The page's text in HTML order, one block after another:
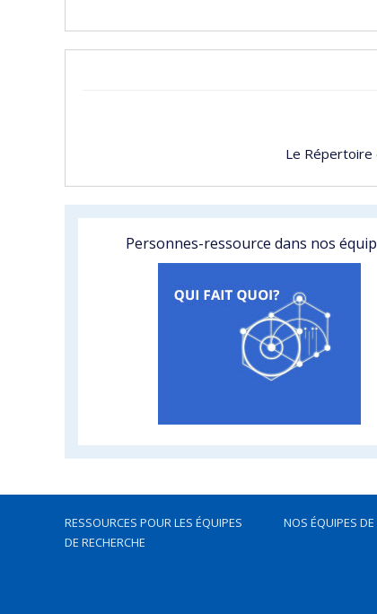
Le
Personnes-ressource dans nos
RESSOURCES POUR LES ÉQUIPES
DE RECHERCHE
NOS ÉQUIPES DE